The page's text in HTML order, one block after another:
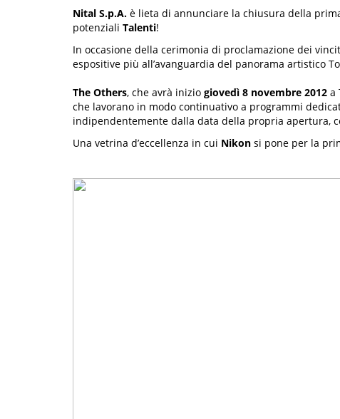
Nital S.p.A. è lieta di annunciare la chiusura della
potenziali Talenti!
In occasione della cerimonia di proclamazione dei
espositive più all’avanguardia del panorama artistico
The Others, che avrà inizio giovedì 8 novembre 2012 a
che lavorano in modo continuativo a programmi
indipendentemente dalla data della propria apertura,
Una vetrina d’eccellenza in cui Nikon si pone per la